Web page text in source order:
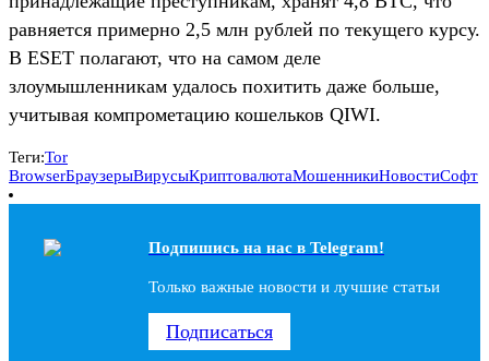
равняется примерно 2,5 млн рублей по текущего курсу.
В ESET полагают, что на самом деле
злоумышленникам удалось похитить даже больше,
учитывая компрометацию кошельков QIWI.
Теги:Tor
BrowserБраузерыВирусыКриптовалютаМошенникиНовостиСофт
Подпишись на наc в Telegram!
Только важные новости и лучшие статьи
Подписаться